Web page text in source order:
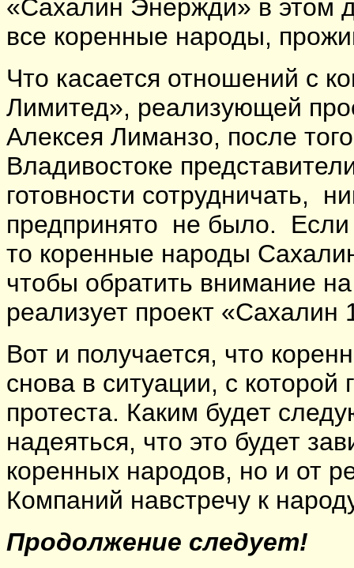
«Сахалин Энержди» в этом
все коренные народы,
Что касается отношений с
Лимитед», реализующей
Алексея Лиманзо, после
Владивостоке
готовности сотрудничать,
предпринято не было. Если
то коренные народы
чтобы обратить внимание
реализует проект
Вот и получается, что
снова в ситуации, с
протеста. Каким будет
надеяться, что это будет
коренных народов, но и от
Компаний навстречу к
Продолжение следует!